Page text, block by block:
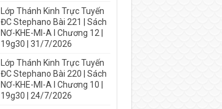
Lớp Thánh Kinh Trực Tuyến
ĐC Stephano Bài 221 | Sách
NƠ-KHE-MI-A I Chương 12 |
19g30 | 31/7/2026
Lớp Thánh Kinh Trực Tuyến
ĐC Stephano Bài 220 | Sách
NƠ-KHE-MI-A I Chương 10 |
19g30 | 24/7/2026